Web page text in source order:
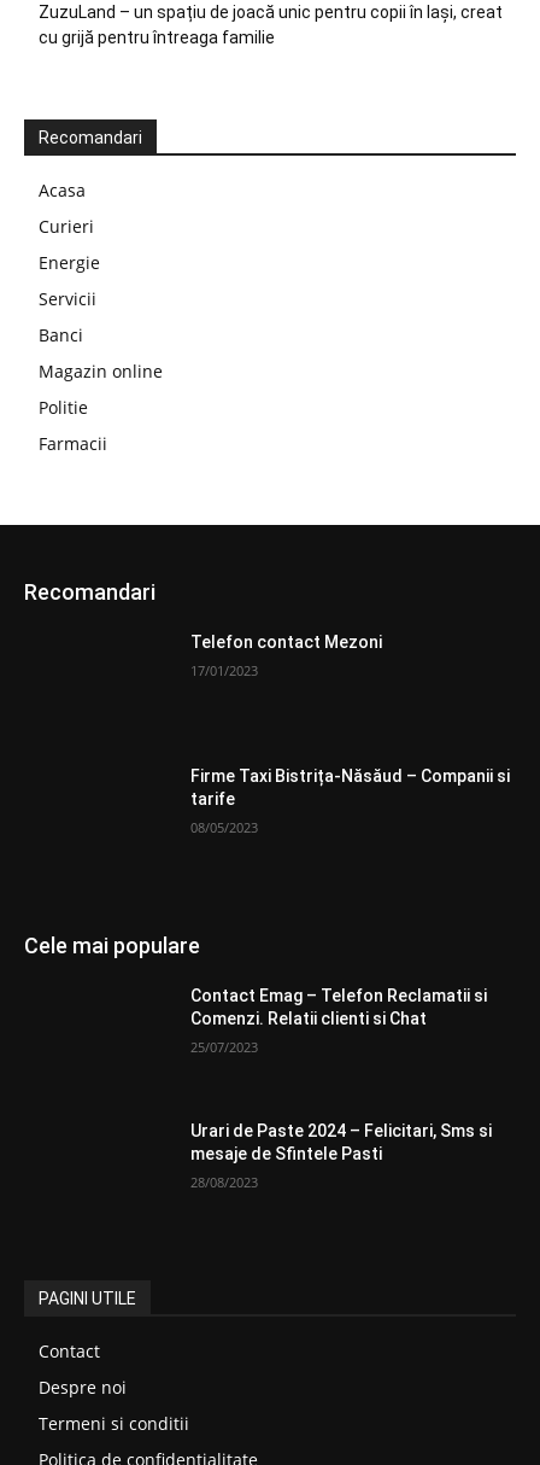
ZuzuLand – un spațiu de joacă unic pentru copii în Iași, creat
cu grijă pentru întreaga familie
Recomandari
Acasa
Curieri
Energie
Servicii
Banci
Magazin online
Politie
Farmacii
Recomandari
Telefon contact Mezoni
17/01/2023
Firme Taxi Bistrița-Năsăud – Companii si
tarife
08/05/2023
Cele mai populare
Contact Emag – Telefon Reclamatii si
Comenzi. Relatii clienti si Chat
25/07/2023
Urari de Paste 2024 – Felicitari, Sms si
mesaje de Sfintele Pasti
28/08/2023
PAGINI UTILE
Contact
Despre noi
Termeni si conditii
Politica de confidentialitate